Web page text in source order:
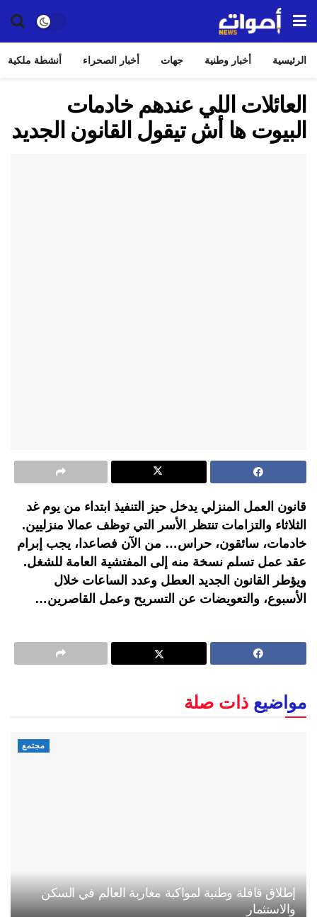
الرئيسية أخبار وطنية جهات أخبار الصحراء أنشطة ملكية
العائلات اللي عندهم خادمات
البيوت ها أش تيقول القانون الجديد
قانون العمل المنزلي يدخل حيز التنفيذ ابتداء من يوم غد
الثلاثاء والتزامات تنتظر الأسر التي توظف عمالا منزليين.
خادمات، سائقون، حراس… من الآن فصاعدا، يجب إبرام
عقد عمل تسلم نسخة منه إلى المفتشية العامة للشغل.
ويؤطر القانون الجديد العطل وعدد الساعات خلال
الأسبوع، والتعويضات عن التسريح وعمل القاصرين…
مواضيع ذات صلة
مجتمع
إطلاق قافلة وطنية لمواكبة مغاربة العالم في السكن
والاستثمار